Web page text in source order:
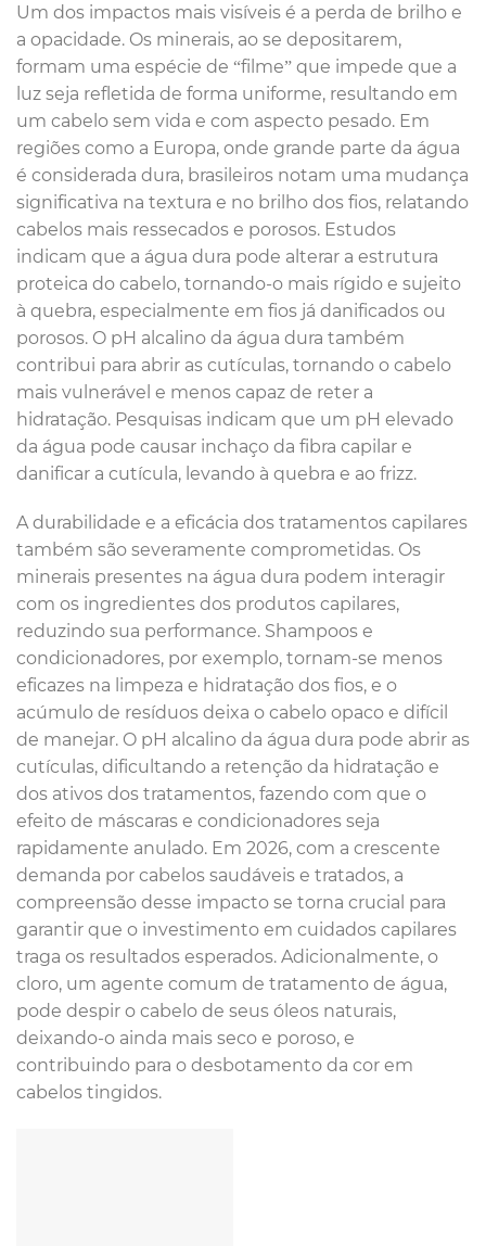
Um dos impactos mais visíveis é a perda de brilho e
a opacidade. Os minerais, ao se depositarem,
formam uma espécie de “filme” que impede que a
luz seja refletida de forma uniforme, resultando em
um cabelo sem vida e com aspecto pesado. Em
regiões como a Europa, onde grande parte da água
é considerada dura, brasileiros notam uma mudança
significativa na textura e no brilho dos fios, relatando
cabelos mais ressecados e porosos. Estudos
indicam que a água dura pode alterar a estrutura
proteica do cabelo, tornando-o mais rígido e sujeito
à quebra, especialmente em fios já danificados ou
porosos. O pH alcalino da água dura também
contribui para abrir as cutículas, tornando o cabelo
mais vulnerável e menos capaz de reter a
hidratação. Pesquisas indicam que um pH elevado
da água pode causar inchaço da fibra capilar e
danificar a cutícula, levando à quebra e ao frizz.
A durabilidade e a eficácia dos tratamentos capilares
também são severamente comprometidas. Os
minerais presentes na água dura podem interagir
com os ingredientes dos produtos capilares,
reduzindo sua performance. Shampoos e
condicionadores, por exemplo, tornam-se menos
eficazes na limpeza e hidratação dos fios, e o
acúmulo de resíduos deixa o cabelo opaco e difícil
de manejar. O pH alcalino da água dura pode abrir as
cutículas, dificultando a retenção da hidratação e
dos ativos dos tratamentos, fazendo com que o
efeito de máscaras e condicionadores seja
rapidamente anulado. Em 2026, com a crescente
demanda por cabelos saudáveis e tratados, a
compreensão desse impacto se torna crucial para
garantir que o investimento em cuidados capilares
traga os resultados esperados. Adicionalmente, o
cloro, um agente comum de tratamento de água,
pode despir o cabelo de seus óleos naturais,
deixando-o ainda mais seco e poroso, e
contribuindo para o desbotamento da cor em
cabelos tingidos.